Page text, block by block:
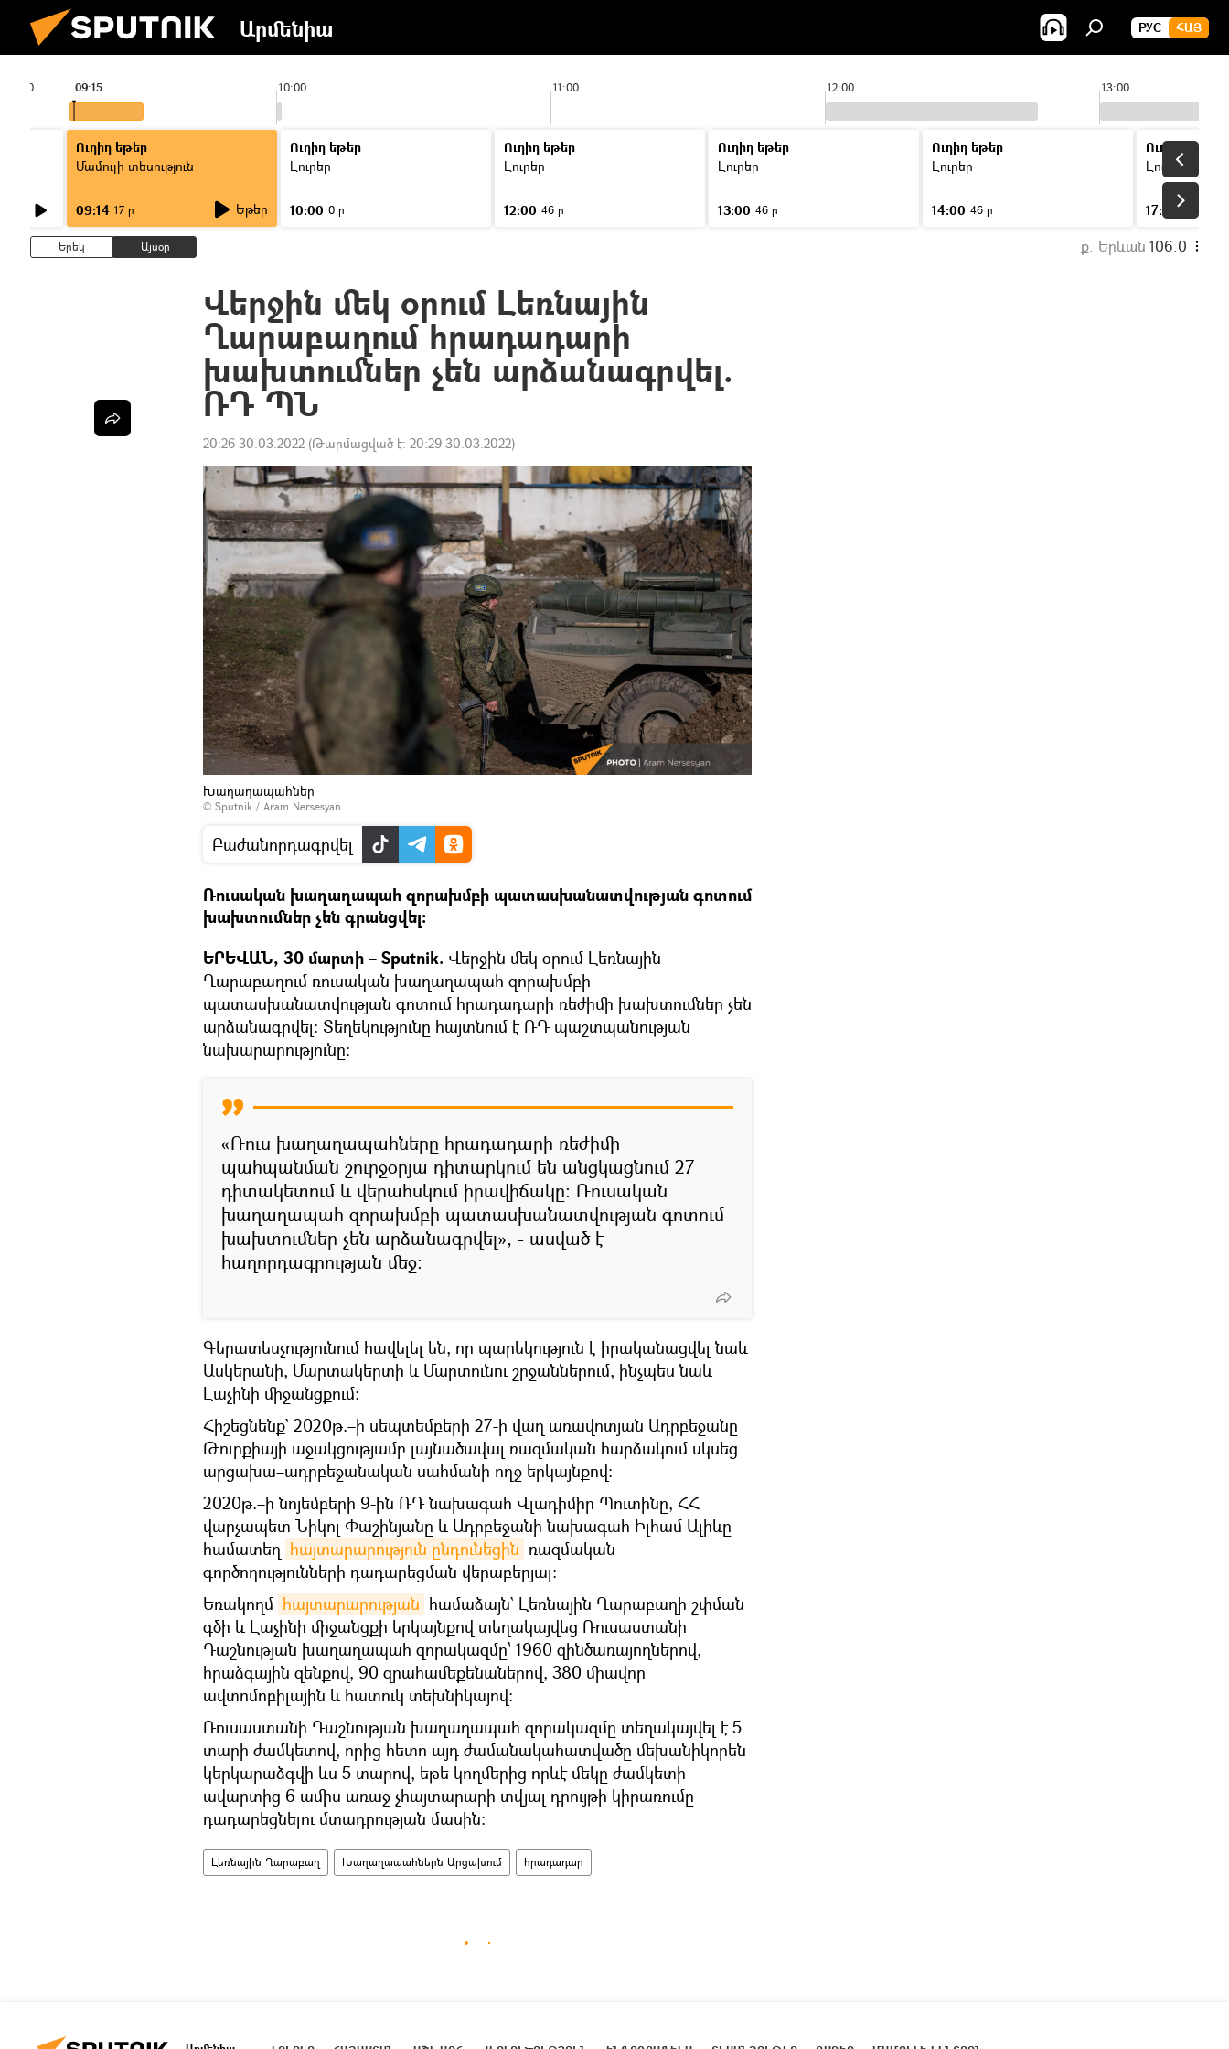
Արմենիա РУС ՀԱՅ
09:00 10:00 11:00 12:00 13:00
09:15
Ուղիղ եթեր
Մամուլի տեսություն
09:14 17 ր Եթեր
Ուղիղ եթեր
Լուրեր
10:00 0 ր
Ուղիղ եթեր
Լուրեր
12:00 46 ր
Ուղիղ եթեր
Լուրեր
13:00 46 ր
Ուղիղ եթեր
Լուրեր
14:00 46 ր
Ուղիղ եթեր
Լուրեր
17:00
Երեկ Այսօր ք. Երևան 106.0
Վերջին մեկ օրում Լեռնային
Ղարաբաղում հրադադարի
խախտումներ չեն արձանագրվել.
ՌԴ ՊՆ
20:26 30.03.2022 (Թարմացված է: 20:29 30.03.2022)
Խաղաղապահներ
© Sputnik / Aram Nersesyan
Բաժանորդագրվել
Ռուսական խաղաղապահ զորախմբի պատասխանատվության գոտում
խախտումներ չեն գրանցվել։
ԵՐԵՎԱՆ, 30 մարտի – Sputnik. Վերջին մեկ օրում Լեռնային
Ղարաբաղում ռուսական խաղաղապահ զորախմբի
պատասխանատվության գոտում հրադադարի ռեժիմի խախտումներ չեն
արձանագրվել։ Տեղեկությունը հայտնում է ՌԴ պաշտպանության
նախարարությունը։
«Ռուս խաղաղապահները հրադադարի ռեժիմի
պահպանման շուրջօրյա դիտարկում են անցկացնում 27
դիտակետում և վերահսկում իրավիճակը։ Ռուսական
խաղաղապահ զորախմբի պատասխանատվության գոտում
խախտումներ չեն արձանագրվել», - ասված է
հաղորդագրության մեջ:
Գերատեսչությունում հավելել են, որ պարեկություն է իրականացվել նաև
Ասկերանի, Մարտակերտի և Մարտունու շրջաններում, ինչպես նաև
Լաչինի միջանցքում:
Հիշեցնենք` 2020թ.–ի սեպտեմբերի 27-ի վաղ առավոտյան Ադրբեջանը
Թուրքիայի աջակցությամբ լայնածավալ ռազմական հարձակում սկսեց
արցախա–ադրբեջանական սահմանի ողջ երկայնքով։
2020թ.–ի նոյեմբերի 9-ին ՌԴ նախագահ Վլադիմիր Պուտինը, ՀՀ
վարչապետ Նիկոլ Փաշինյանը և Ադրբեջանի նախագահ Իլհամ Ալիևը
համատեղ հայտարարություն ընդունեցին ռազմական
գործողությունների դադարեցման վերաբերյալ։
Եռակողմ հայտարարության համաձայն` Լեռնային Ղարաբաղի շփման
գծի և Լաչինի միջանցքի երկայնքով տեղակայվեց Ռուսաստանի
Դաշնության խաղաղապահ զորակազմը՝ 1960 զինծառայողներով,
հրաձգային զենքով, 90 զրահամեքենաներով, 380 միավոր
ավտոմոբիլային և հատուկ տեխնիկայով:
Ռուսաստանի Դաշնության խաղաղապահ զորակազմը տեղակայվել է 5
տարի ժամկետով, որից հետո այդ ժամանակահատվածը մեխանիկորեն
կերկարաձգվի ևս 5 տարով, եթե կողմերից որևէ մեկը ժամկետի
ավարտից 6 ամիս առաջ չհայտարարի տվյալ դրույթի կիրառումը
դադարեցնելու մտադրության մասին:
Լեռնային Ղարաբաղ Խաղաղապահներն Արցախում հրադադար